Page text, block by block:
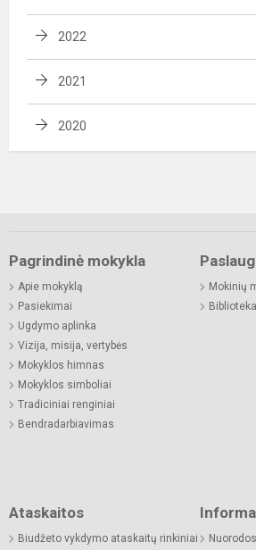
2022
2021
2020
Pagrindinė mokykla
Apie mokyklą
Pasiekimai
Ugdymo aplinka
Vizija, misija, vertybės
Mokyklos himnas
Mokyklos simboliai
Tradiciniai renginiai
Bendradarbiavimas
Mokinių
Biblioteka
Ataskaitos
Biudžeto vykdymo ataskaitų rinkiniai
Nuorodos